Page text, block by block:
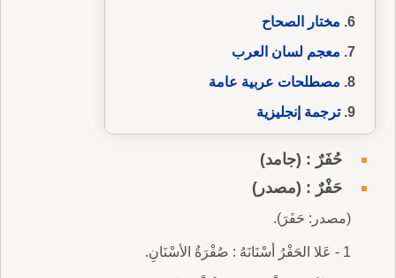
مختار الصحاح
معجم لسان العرب
مصطلحات عربية عامة
ترجمة إنجليزية
حُفَرٌ : (جامد)
حَفْرٌ : (مصدر)
(مصدر: حَفَرَ).
1 - عَلا الحَفْرُ أسْنَانَهُ : صُفْرَةُ الأسْنَانِ.